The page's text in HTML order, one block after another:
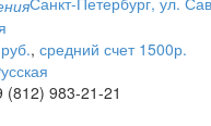
, средний счет 1500р.
(812) 983-21-21